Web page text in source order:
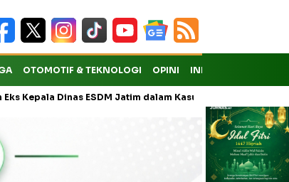
OTOMOTIF & TEKNOLOGI OPINI INDEKS
ESDM Jatim dalam Kasus Pungli Masih Didalami